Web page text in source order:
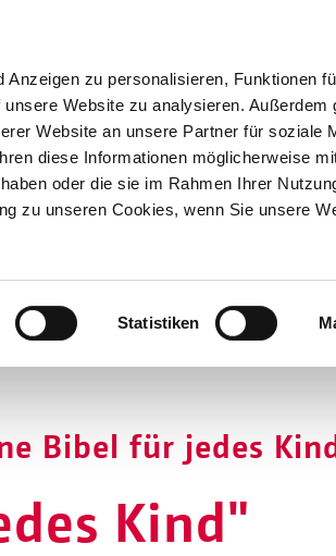
zu personalisieren, Funktionen
Website zu analysieren. Außerdem
Website an unsere Partner für soziale
diese Informationen möglicherweise
oder die sie im Rahmen Ihrer
zu unseren Cookies, wenn Sie unsere
Statistiken
Bibel für jedes
Kind"